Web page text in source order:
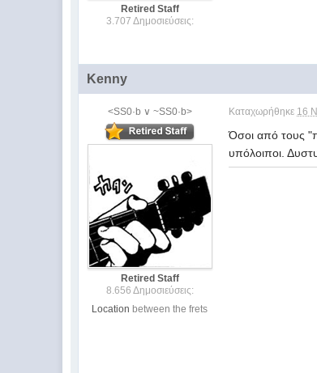
Retired Staff
3.707 Δημοσιεύσεις:
Kenny
<SS0·b ∨ ~SS0·b>
Retired Staff
8.656 Δημοσιεύσεις:
Location between the frets
Καταχωρήθηκε 16
Όσοι από τους
υπόλοιποι.